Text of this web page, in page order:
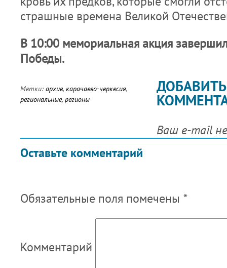
страшные времена Великой
В 10:00 мемориальная акция
Победы.
Метки: архив, карачаево-черкесия,
региональные, регионы
Оставьте комментарий
ДОБАВИТЬ
Ваш e-mail
Обязательные поля помечены *
Комментарий